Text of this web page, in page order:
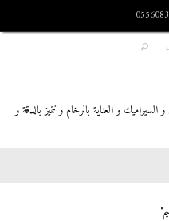
و العناية بالرخام و نتميز بالدقة و